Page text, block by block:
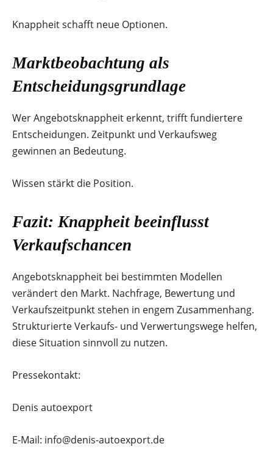
Knappheit schafft neue Optionen.
Marktbeobachtung als
Entscheidungsgrundlage
Wer Angebotsknappheit erkennt, trifft fundiertere
Entscheidungen. Zeitpunkt und Verkaufsweg
gewinnen an Bedeutung.
Wissen stärkt die Position.
Fazit: Knappheit beeinflusst
Verkaufschancen
Angebotsknappheit bei bestimmten Modellen
verändert den Markt. Nachfrage, Bewertung und
Verkaufszeitpunkt stehen in engem Zusammenhang.
Strukturierte Verkaufs- und Verwertungswege helfen,
diese Situation sinnvoll zu nutzen.
Pressekontakt:
Denis autoexport
E-Mail: info@denis-autoexport.de